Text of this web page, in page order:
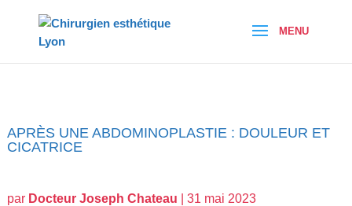
APRÈS UNE ABDOMINOPLASTIE : DOULEUR ET
CICATRICE
par Docteur Joseph Chateau 31 mai 2023